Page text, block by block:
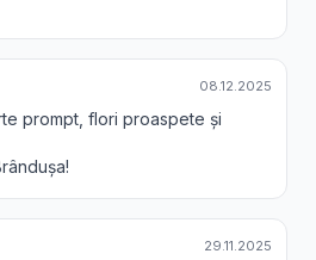
08.12.2025
prompt, flori proaspete și
29.11.2025